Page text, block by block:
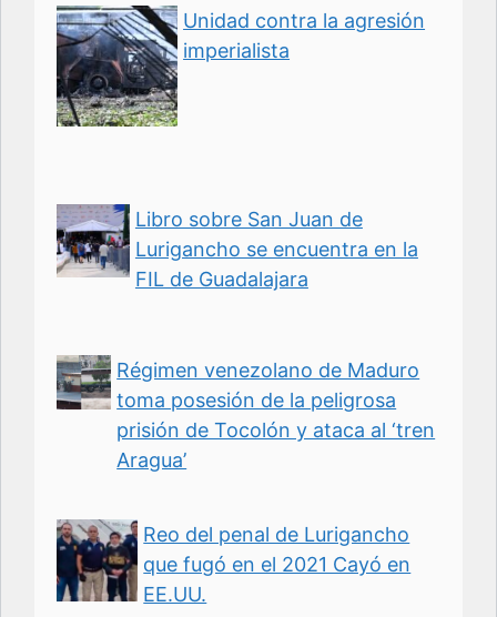
Unidad contra la agresión
imperialista
Libro sobre San Juan de
Lurigancho se encuentra en la
FIL de Guadalajara
Régimen venezolano de Maduro
toma posesión de la peligrosa
prisión de Tocolón y ataca al ‘tren
Aragua’
Reo del penal de Lurigancho
que fugó en el 2021 Cayó en
EE.UU.